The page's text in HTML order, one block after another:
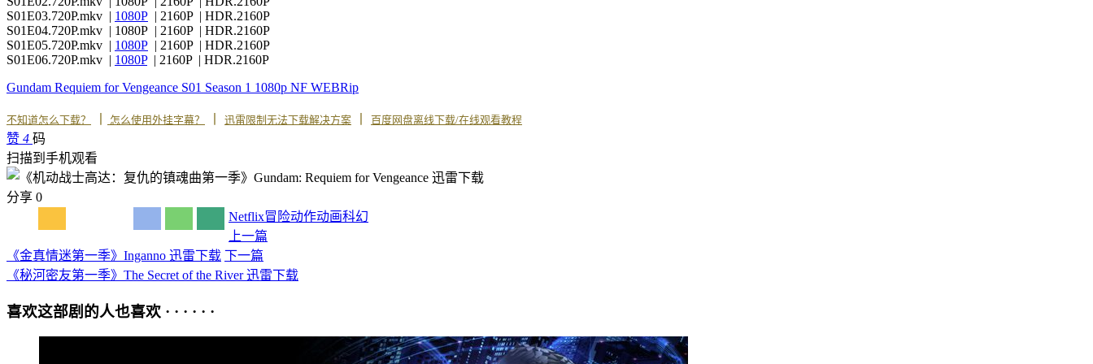
S01E03.720P.mkv | 1080P | 2160P | HDR.2160P
S01E04.720P.mkv | 1080P | 2160P | HDR.2160P
S01E05.720P.mkv | 1080P | 2160P | HDR.2160P
S01E06.720P.mkv | 1080P| 2160P | HDR.2160P
Gundam Requiem for Vengeance S01 Season 1 1080p NF WEBRip
不知道怎么下载？ 怎么使用外挂字幕？ 迅雷限制无法下载解决方案 百度网盘离线下载/在线观看教程
赞 4 码
扫描到手机观看
分享 0
Netflix冒险动作动画科幻
上一篇
《金真情迷第一季》Inganno 迅雷下载 下一篇
《秘河密友第一季》The Secret of the River 迅雷下载
喜欢这部剧的人也喜欢 · · · · · ·